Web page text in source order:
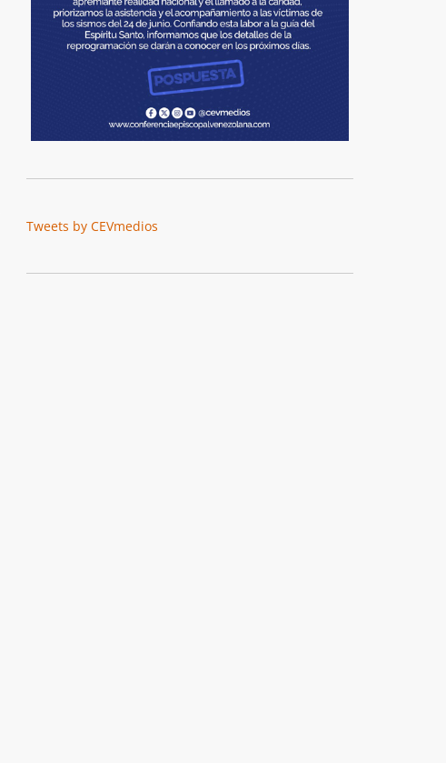
Tweets by CEVmedios